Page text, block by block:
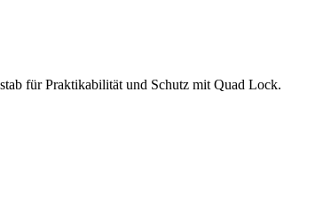
für Praktikabilität und Schutz mit Quad Lock.